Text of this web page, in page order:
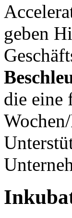
geben
die eine